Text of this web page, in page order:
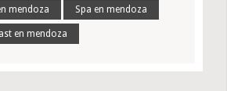
mendoza Spa en mendoza
en mendoza